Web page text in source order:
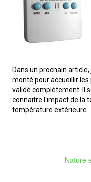
Dans un prochain
monté pour accueillir les
validé complétement. Il
connaitre l'impact de la
température extérieure.
Nature